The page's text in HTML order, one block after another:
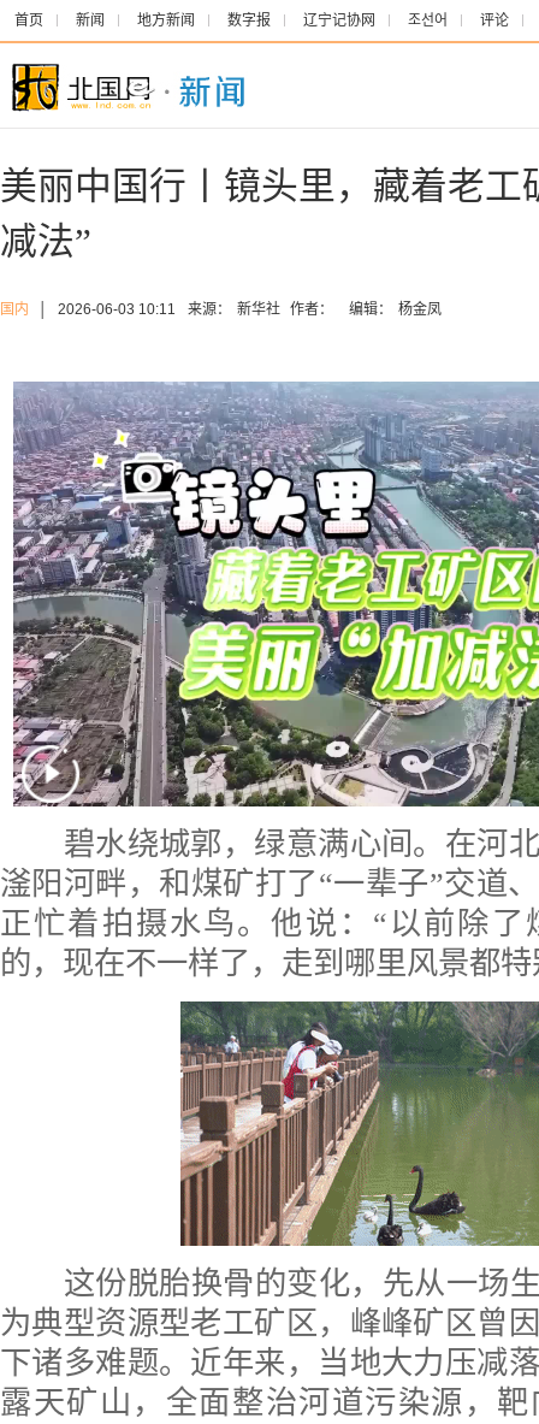
首页 新闻 地方新闻 数字报 辽宁记协网 조선어 评论
美丽中国行丨镜头里，藏着老工
减法”
国内 2026-06-03 10:11 来源： 新华社 作者： 编辑： 杨金凤
碧水绕城郭，绿意满心间。在河北
滏阳河畔，和煤矿打了“一辈子”交道
正忙着拍摄水鸟。他说：“以前除了
的，现在不一样了，走到哪里风景都特
这份脱胎换骨的变化，先从一场生
为典型资源型老工矿区，峰峰矿区曾
下诸多难题。近年来，当地大力压减
露天矿山，全面整治河道污染源，